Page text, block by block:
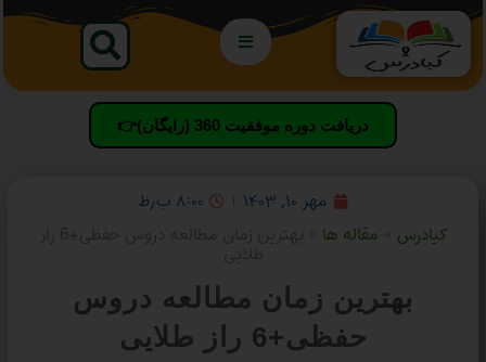
دریافت دوره موفقیت 360 (رایگان)👉
مهر ۱۰, ۱۴۰۳
۸:۰۰ ب٫ظ
کیادرس
مقاله ها
بهترین زمان مطالعه دروس
حفظی+6 راز طلایی